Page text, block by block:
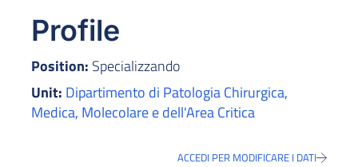
Profile
Position: Specializzando
Unit: Dipartimento di Patologia Chirurgica,
Medica, Molecolare e dell'Area Critica
ACCEDI PER MODIFICARE I DATI